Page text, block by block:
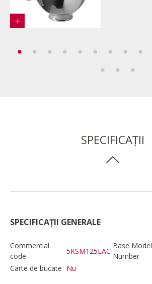
SPECIFICAȚII
SPECIFICAȚII GENERALE
Commercial
code
5KSM125EAC
Base Model
Number
Carte de bucate Nu